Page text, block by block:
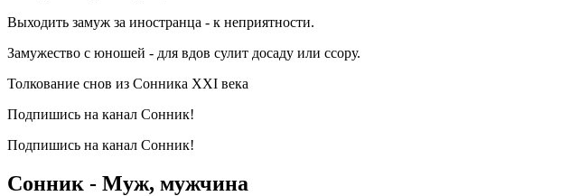
Выходить замуж за иностранца - к неприятности.
Замужество с юношей - для вдов сулит досаду или ссору.
Толкование снов из Сонника XXI века
Подпишись на канал Сонник!
Подпишись на канал Сонник!
Сонник - Муж, мужчина